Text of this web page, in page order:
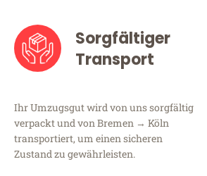
Sorgfältiger
Transport
Ihr Umzugsgut wird von uns sorgfältig
verpackt und von Bremen → Köln
transportiert, um einen sicheren
Zustand zu gewährleisten.